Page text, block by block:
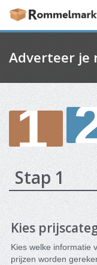
Adverteer je
1
Stap 1
Kies
Kies welke informatie
prijzen worden